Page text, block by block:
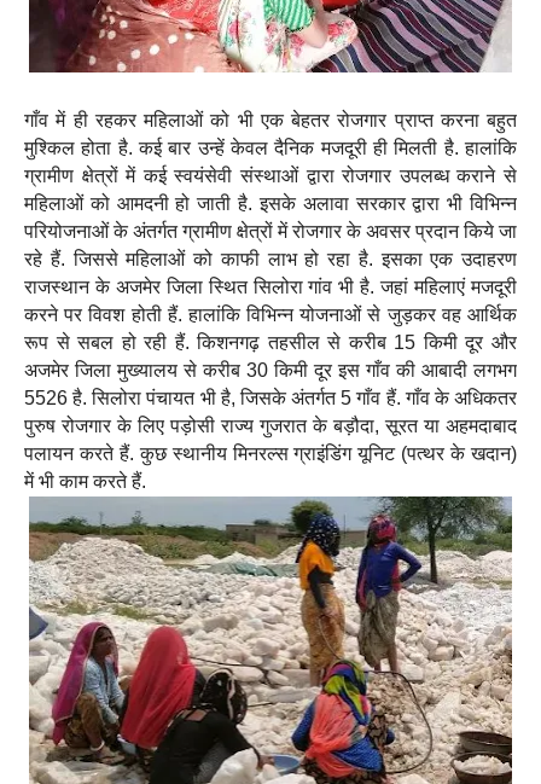
गाँव में ही रहकर महिलाओं को भी एक बेहतर रोजगार प्राप्त करना बहुत
मुश्किल होता है. कई बार उन्हें केवल दैनिक मजदूरी ही मिलती है. हालांकि
ग्रामीण क्षेत्रों में कई स्वयंसेवी संस्थाओं द्वारा रोजगार उपलब्ध कराने से
महिलाओं को आमदनी हो जाती है. इसके अलावा सरकार द्वारा भी विभिन्न
परियोजनाओं के अंतर्गत ग्रामीण क्षेत्रों में रोजगार के अवसर प्रदान किये जा
रहे हैं. जिससे महिलाओं को काफी लाभ हो रहा है. इसका एक उदाहरण
राजस्थान के अजमेर जिला स्थित सिलोरा गांव भी है. जहां महिलाएं मजदूरी
करने पर विवश होती हैं. हालांकि विभिन्न योजनाओं से जुड़कर वह आर्थिक
रूप से सबल हो रही हैं. किशनगढ़ तहसील से करीब 15 किमी दूर और
अजमेर जिला मुख्यालय से करीब 30 किमी दूर इस गाँव की आबादी लगभग
5526 है. सिलोरा पंचायत भी है, जिसके अंतर्गत 5 गाँव हैं. गाँव के अधिकतर
पुरुष रोजगार के लिए पड़ोसी राज्य गुजरात के बड़ौदा, सूरत या अहमदाबाद
पलायन करते हैं. कुछ स्थानीय मिनरल्स ग्राइंडिंग यूनिट (पत्थर के खदान)
में भी काम करते हैं.